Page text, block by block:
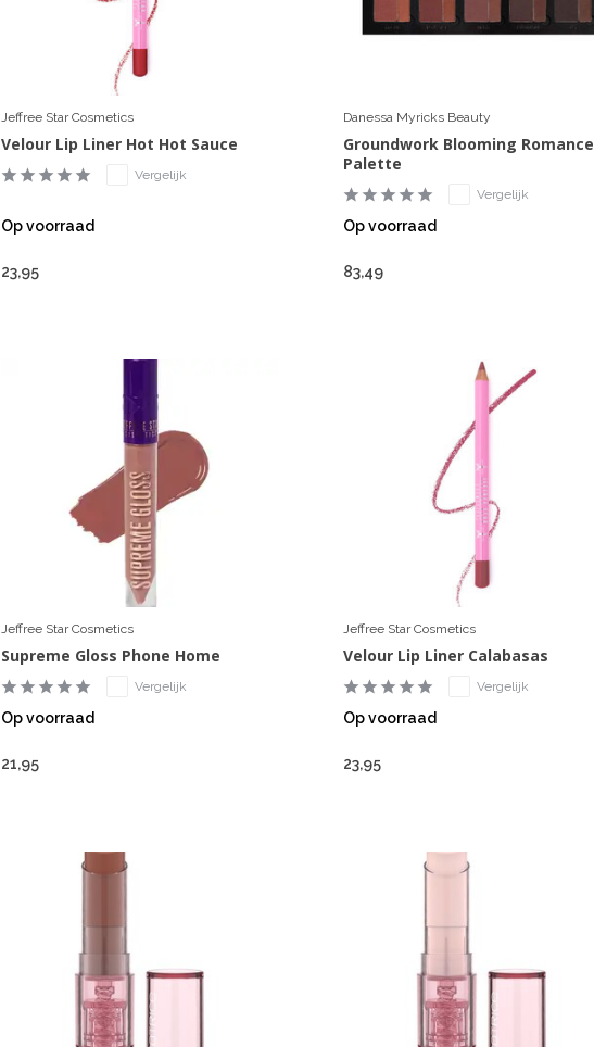
Jeffree Star Cosmetics
Velour Lip Liner Hot Hot Sauce
Vergelijk
Op voorraad
23,95
Danessa Myricks Beauty
Groundwork Blooming Romance
Palette
Vergelijk
Op voorraad
83,49
Jeffree Star Cosmetics
Supreme Gloss Phone Home
Vergelijk
Op voorraad
21,95
Jeffree Star Cosmetics
Velour Lip Liner Calabasas
Vergelijk
Op voorraad
23,95